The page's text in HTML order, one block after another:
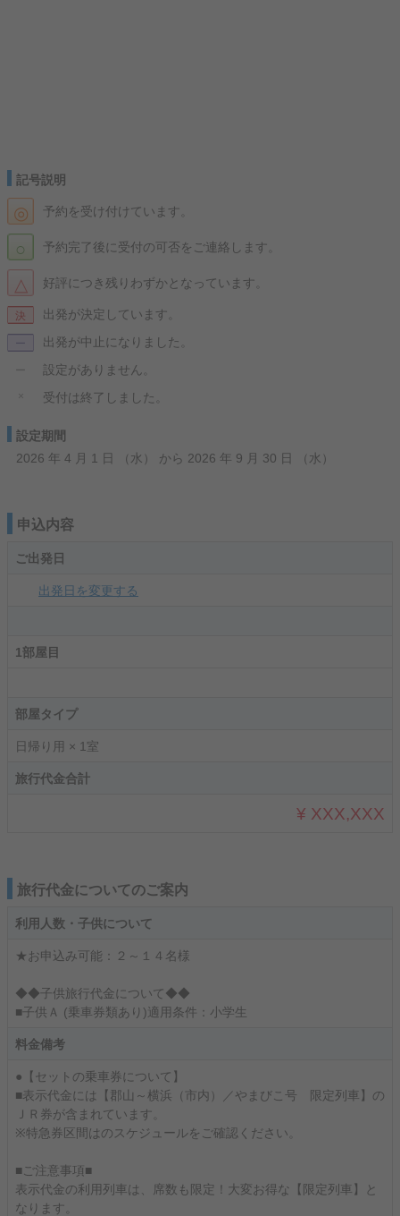
記号説明
◎ 予約を受け付けています。
決 出発が決定しています。
○ 予約完了後に受付の可否をご連絡します。
ー 出発が中止になりました。
△ 好評につき残りわずかとなっています。
ー 設定がありません。
× 受付は終了しました。
設定期間
2026 年 4 月 1 日 （水） から 2026 年 9 月 30 日 （水）
申込内容
ご出発日
出発日を変更する
1部屋目
部屋タイプ
日帰り用 × 1室
旅行代金合計
¥ XXX,XXX
旅行代金についてのご案内
利用人数・子供について
★お申込み可能：２～１４名様
◆◆子供旅行代金について◆◆
■子供Ａ (乗車券類あり)適用条件：小学生
料金備考
●【セットの乗車券について】
■表示代金には【郡山～横浜（市内）／やまびこ号 限定列車】の
ＪＲ券が含まれています。
※特急券区間はのスケジュールをご確認ください。
■ご注意事項■
表示代金の利用列車は、席数も限定！大変お得な【限定列車】と
なります。